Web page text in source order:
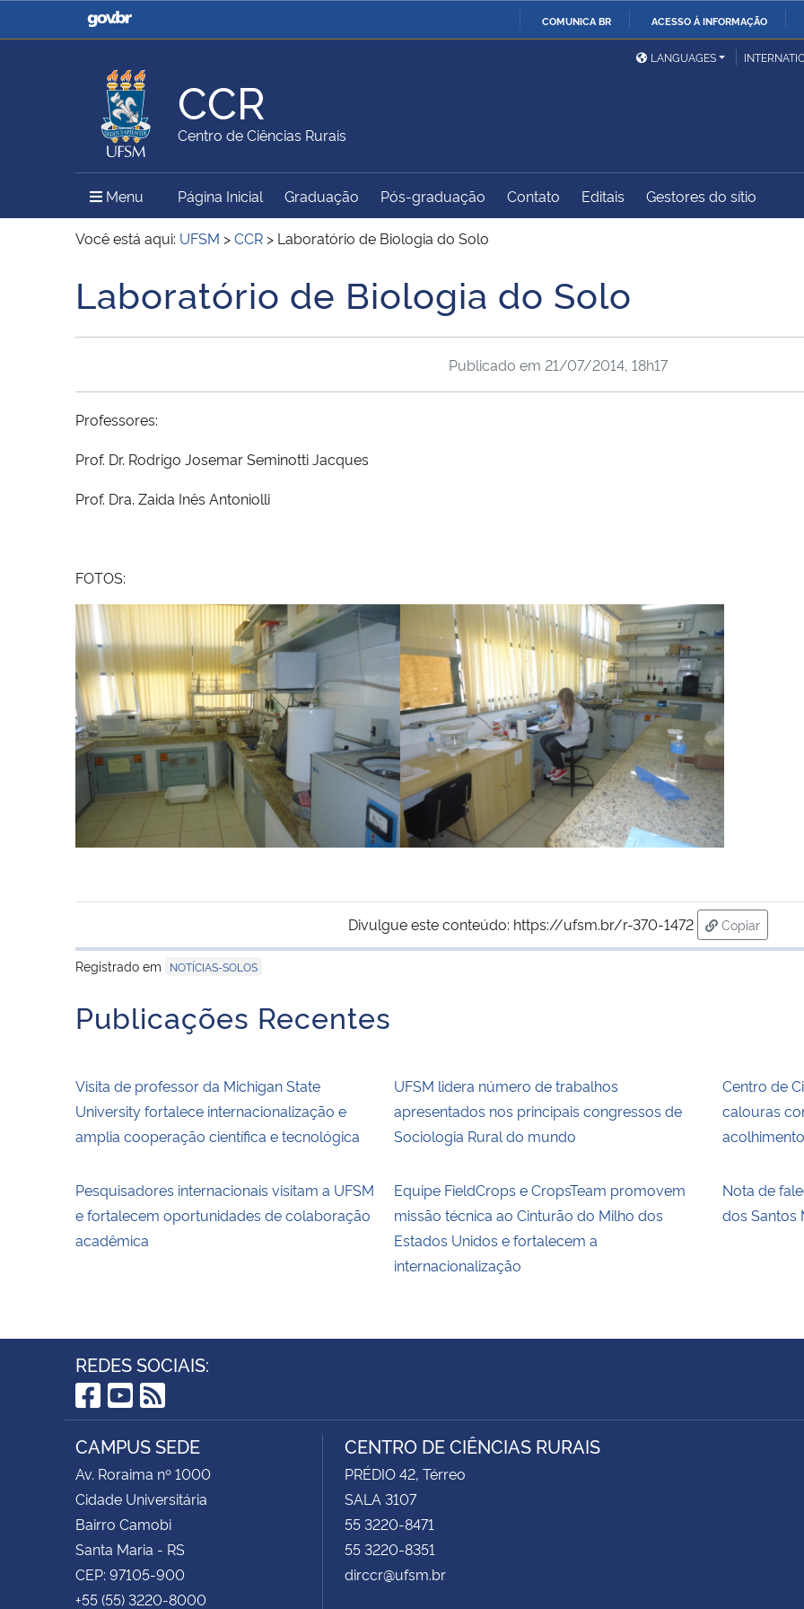
COMUNICA BR ACESSO À INFORMAÇÃO
Casa Civil
Ministério da Justiça e
Ministério da Defesa
Ministério das Relações
Exteriores
Ministério da Agricultura,
Pecuária e Abastecimento
Ministério da Educação
Ministério do Meio Ambiente Ministério do Turismo
Ministério do
Desenvolvimento Regional
Controladoria-Geral da
Secretaria de Governo
Gabinete de Segurança
Advocacia-Geral da União Banco Central do Brasil
LANGUAGES
CCR
Centro de Ciências Rurais
Menu Menu Principal do Sítio
Página Inicial Graduação Pós-graduação Contato Editais Gestores do sítio
Você está aqui: UFSM >CCR > Laboratório de Biologia do Solo
Início do conteúdo
Laboratório de Biologia do Solo
Publicado em 21/07/2014, 18h17
Professores:
Prof. Dr. Rodrigo Josemar Seminotti Jacques
Prof. Dra. Zaida Inês Antoniolli
FOTOS:
Divulgue este conteúdo: https://ufsm.br/r-370-1472
Copiar
para área
Registrado em
NOTÍCIAS-SOLOS
Publicações Recentes
Visita de professor da Michigan State
University fortalece internacionalização e
amplia cooperação científica e tecnológica
UFSM lidera número de trabalhos
apresentados nos principais congressos de
Sociologia Rural do mundo
Centro de
calouras
acolhimento
Pesquisadores internacionais visitam a UFSM
e fortalecem oportunidades de colaboração
acadêmica
Equipe FieldCrops e CropsTeam promovem
missão técnica ao Cinturão do Milho dos
Estados Unidos e fortalecem a
internacionalização
Nota de
dos Santos
REDES SOCIAIS:
Facebook
YouTube
RSS
CAMPUS SEDE
Av. Roraima nº 1000
Cidade Universitária
Bairro Camobi
Santa Maria - RS
CEP: 97105-900
+55 (55) 3220-8000
CENTRO DE CIÊNCIAS RURAIS
PRÉDIO 42, Térreo
SALA 3107
55 3220-8471
55 3220-8351
dirccr@ufsm.br